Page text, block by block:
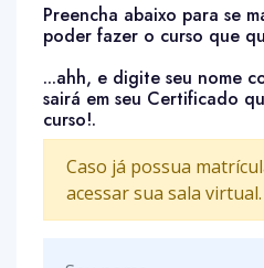
Preencha abaixo para se
poder fazer o curso que
...ahh, e digite seu nome
sairá em seu Certificado
curso!.
Caso já possua
acessar sua sala virtual.